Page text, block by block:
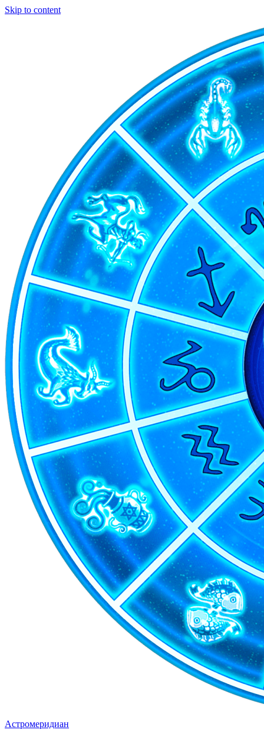
Skip to content
Астромеридиан